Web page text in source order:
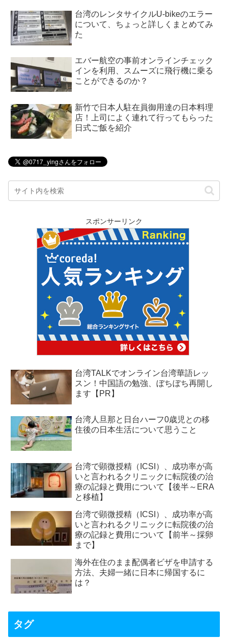
台湾のレンタサイクルU-bikeのエラー
について、ちょっと詳しくまとめてみ
た
エバー航空の事前オンラインチェック
インを利用、スムーズに飛行機に乗る
ことができるのか？
新竹で日本人駐在員御用達の日本料理
店！上司によく連れて行ってもらった
日式ご飯を紹介
スポンサーリンク
台湾TALKでオンライン台湾華語レッ
スン！中国語の勉強、ぼちぼち再開し
ます【PR】
台湾人旦那と日台ハーフ0歳児との移
住後の日本生活について思うこと
台湾で顕微授精（ICSI）、成功率が高
いと言われるクリニックに転院後の治
療の記録と費用について【後半～ERA
と移植】
台湾で顕微授精（ICSI）、成功率が高
いと言われるクリニックに転院後の治
療の記録と費用について【前半～採卵
まで】
海外在住のまま配偶者ビザを申請する
方法、夫婦一緒に日本に帰国するに
は？
タグ